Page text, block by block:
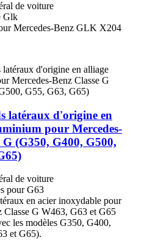
de voiture
Glk
Mercedes-Benz GLK X204
latéraux d'origine en
pour Mercedes-
G (G350, G400, G500,
de voiture
pour G63
en acier inoxydable pour
Classe G W463, G63 et G65
les modèles G350, G400,
et G65).